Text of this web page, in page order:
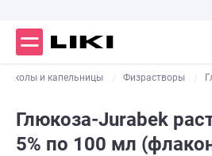
Уколы и капельницы Физрастворы
Глюкоза-Jurabek
5% по 100 мл